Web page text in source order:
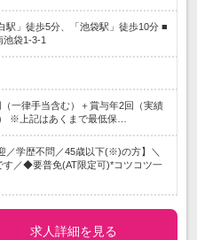
駅」徒歩5分、「池袋駅」徒歩10分 ■
池袋1-3-1
一律手当含む）＋賞与年2回（実績
※上記はあくまで最低保…
／学歴不問／45歳以下(※)の方】＼
す／◆要普免(AT限定可)*コツコツ一
求人詳細を見る